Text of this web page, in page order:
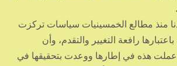
منذ مطالع الخمسينيات سياسات تركزت
رافعة التغيير والتقدم، وأن
عملت هذه في إطارها ووعدت بتحقيقها في